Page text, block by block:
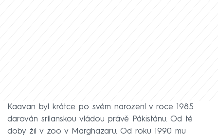
Kaavan byl krátce po svém narození v roce 1985
darován srílanskou vládou právě Pákistánu. Od té
doby žil v zoo v Marghazaru. Od roku 1990 mu